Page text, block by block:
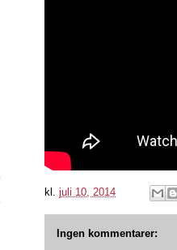
kl. juli 10, 2014
Ingen kommentarer: